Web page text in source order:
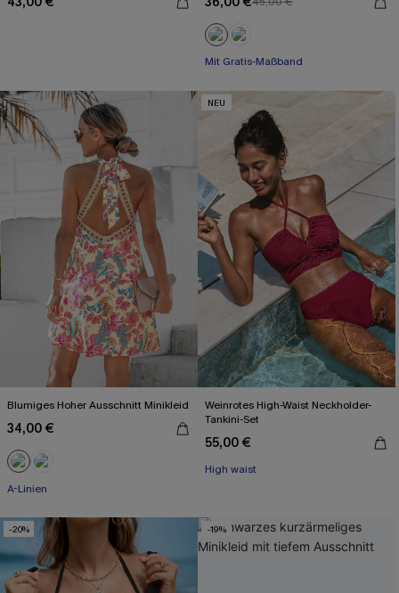
Mit Gratis-Maßband
Weites Bein
Blumiges Hoher Ausschnitt Minikleid
34,00 €
A-Linien
NEU
Weinrotes High-Waist Neckholder-
Tankini-Set
55,00 €
High waist
-20% -19%